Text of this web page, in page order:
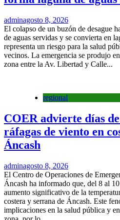
adminagosto 8, 2026
El colapso de un buzón de desague
de aguas servidas y se convierta en
representa un riesgo para la salud
vecinos. La emergencia se produjo
zona entre la Av. Libertad y Calle...
regional
COER advierte días
ráfagas de viento en
Áncash
adminagosto 8, 2026
El Centro de Operaciones de
Áncash ha informado que, del 8 al
aumento significativo de la
costera y serrana de Áncash. Este
implicaciones en la salud pública y